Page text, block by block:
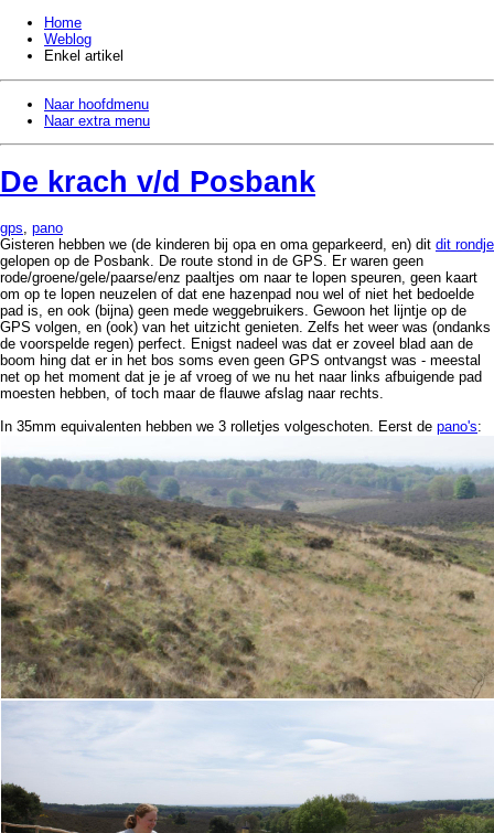
Home
Weblog
Enkel artikel
Naar hoofdmenu
Naar extra menu
De krach v/d Posbank
gps, pano
Gisteren hebben we (de kinderen bij opa en oma geparkeerd, en) dit dit rondje
gelopen op de Posbank. De route stond in de GPS. Er waren geen
rode/groene/gele/paarse/enz paaltjes om naar te lopen speuren, geen kaart
om op te lopen neuzelen of dat ene hazenpad nou wel of niet het bedoelde
pad is, en ook (bijna) geen mede weggebruikers. Gewoon het lijntje op de
GPS volgen, en (ook) van het uitzicht genieten. Zelfs het weer was (ondanks
de voorspelde regen) perfect. Enigst nadeel was dat er zoveel blad aan de
boom hing dat er in het bos soms even geen GPS ontvangst was - meestal
net op het moment dat je je af vroeg of we nu het naar links afbuigende pad
moesten hebben, of toch maar de flauwe afslag naar rechts.
In 35mm equivalenten hebben we 3 rolletjes volgeschoten. Eerst de pano's: